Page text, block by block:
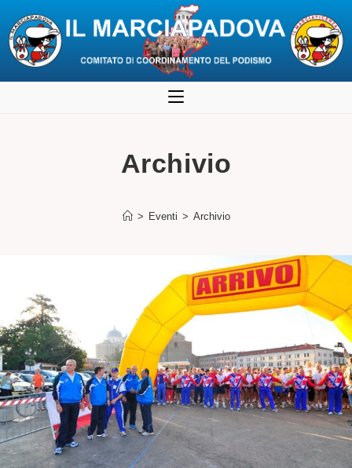
al
Archivio
> Eventi > Archivio